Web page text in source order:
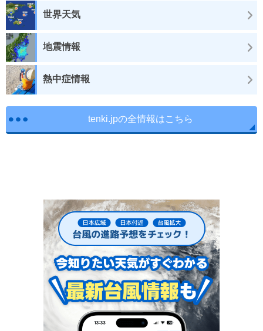
世界天気
地震情報
熱中症情報
tenki.jpの全情報はこちら